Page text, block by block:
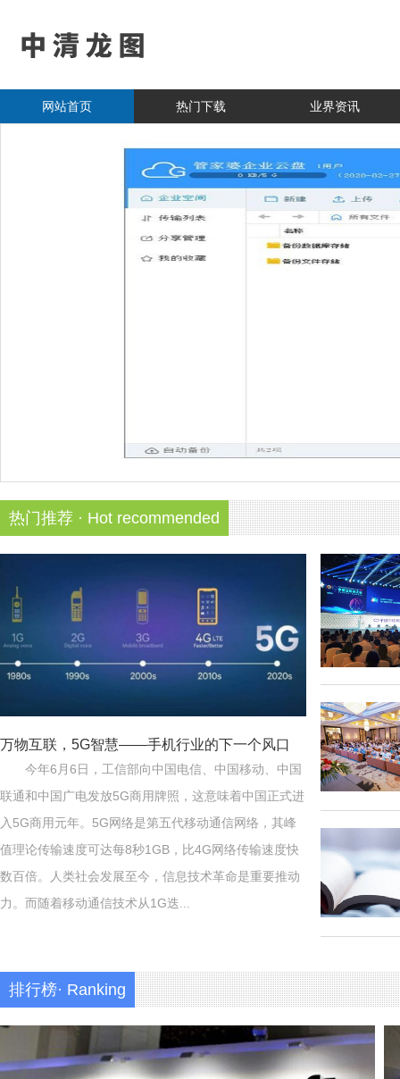
网站首页 热门下载 业界资讯
热门推荐 · Hot recommended
万物互联，5G智慧——手机行业的下一个风口
今年6月6日，工信部向中国电信、中国移动、中国
联通和中国广电发放5G商用牌照，这意味着中国正式进
入5G商用元年。5G网络是第五代移动通信网络，其峰
值理论传输速度可达每8秒1GB，比4G网络传输速度快
数百倍。人类社会发展至今，信息技术革命是重要推动
力。而随着移动通信技术从1G迭...
排行榜· Ranking